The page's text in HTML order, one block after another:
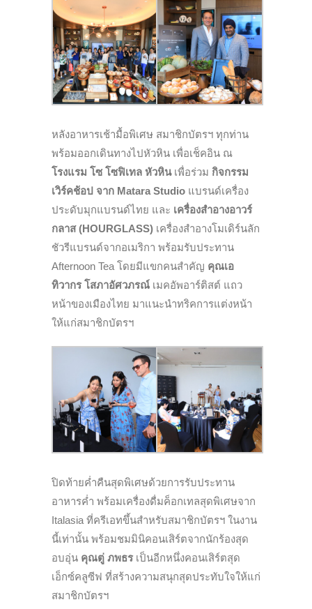
หลังอาหารเช้ามื้อพิเศษ สมาชิกบัตรฯ ทุกท่าน
พร้อมออกเดินทางไปหัวหิน เพื่อเช็คอิน ณ
โรงแรม โซ โซฟิเทล หัวหินเพื่อร่วม กิจกรรม
เวิร์คช้อป จาก Matara Studio แบรนด์เครื่อง
ประดับมุกแบรนด์ไทย และ เครื่องสำอางอาวร์
กลาส (HOURGLASS) เครื่องสำอางโมเดิร์นลัก
ชัวรีแบรนด์จากอเมริกา พร้อมรับประทาน
Afternoon Tea โดยมีแขกคนสำคัญ คุณเอ
ทิวากร โสภาอัศวภรณ์ เมคอัพอาร์ติสต์ แถว
หน้าของเมืองไทย มาแนะนำทริคการแต่งหน้า
ให้แก่สมาชิกบัตรฯ
ปิดท้ายค่ำคืนสุดพิเศษด้วยการรับประทาน
อาหารค่ำ พร้อมเครื่องดื่มค็อกเทลสุดพิเศษจาก
Italasia ที่ครีเอทขึ้นสำหรับสมาชิกบัตรฯ ในงาน
นี้เท่านั้น พร้อมชมมินิคอนเสิร์ตจากนักร้องสุด
อบอุ่น คุณตู่ ภพธรเป็นอีกหนึ่งคอนเสิร์ตสุด
เอ็กซ์คลูซีฟ ที่สร้างความสนุกสุดประทับใจให้แก่
สมาชิกบัตรฯ